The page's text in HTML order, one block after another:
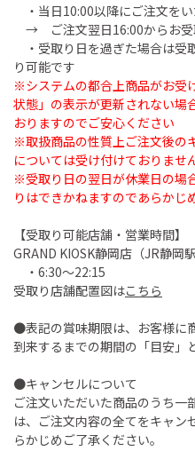
・当日10:00以降にご注文を
→ ご注文翌日16:00からお受
・受取り日を過ぎた場合は受
り可能です
※システムの都合上商品がお受
状態」の表示が更新されない場
おりますのでご安心ください
※取扱商品の性質上ご注文後の
については受け付けておりませ
※受取り日の翌日が休業日の場
りはできかねますのであらかじ
【受取り可能店舗・営業時間】
GRAND KIOSK静岡店（JR静岡駅
・6:30～22:15
受取り店舗配置図はこちら
●表記の賞味期限は、お客様に
到来するまでの期間の「目安」
●キャンセルについて
ご注文いただいた商品のうち一
は、ご注文内容の全てをキャン
らかじめご了承ください。